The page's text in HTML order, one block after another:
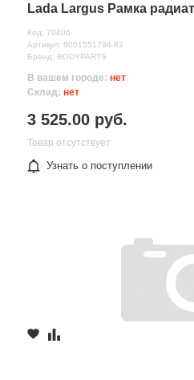
Lada Largus Рамка
Код: 70406
Артикул: 6001551794-82
Бренд: BODYPARTS
В вашем городе: нет
Склад: нет
3 525.00 руб.
Товар отсутствует
Узнать о поступлении